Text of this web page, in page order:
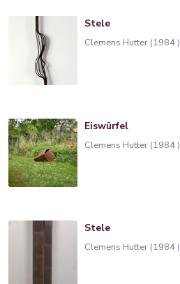
Stele
Clemens Hutter (1984 )
Eiswürfel
Clemens Hutter (1984 )
Stele
Clemens Hutter (1984 )